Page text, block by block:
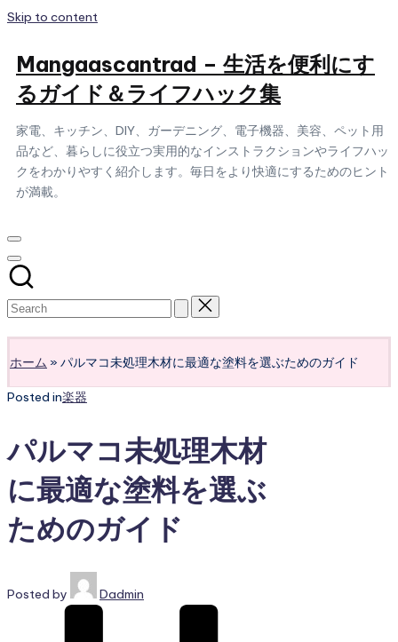
Skip to content
Mangaascantrad – 生活を便利にす
るガイド＆ライフハック集
家電、キッチン、DIY、ガーデニング、電子機器、美容、ペット用
品など、暮らしに役立つ実用的なインストラクションやライフハッ
クをわかりやすく紹介します。毎日をより快適にするためのヒント
が満載。
ホーム » パルマコ未処理木材に最適な塗料を選ぶためのガイド
Posted in楽器
パルマコ未処理木材
に最適な塗料を選ぶ
ためのガイド
Posted by Dadmin